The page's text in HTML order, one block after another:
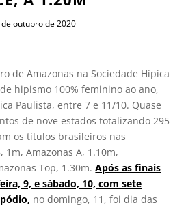
de outubro de 2020
de Amazonas na Sociedade Hípica
hipismo 100% feminino ao ano,
Paulista, entre 7 e 11/10. Quase
de nove estados totalizando 295
os títulos brasileiros nas
1m, Amazonas A, 1.10m,
Top, 1.30m.Após as finais
9, e sábado, 10, com sete
no domingo, 11, foi dia das